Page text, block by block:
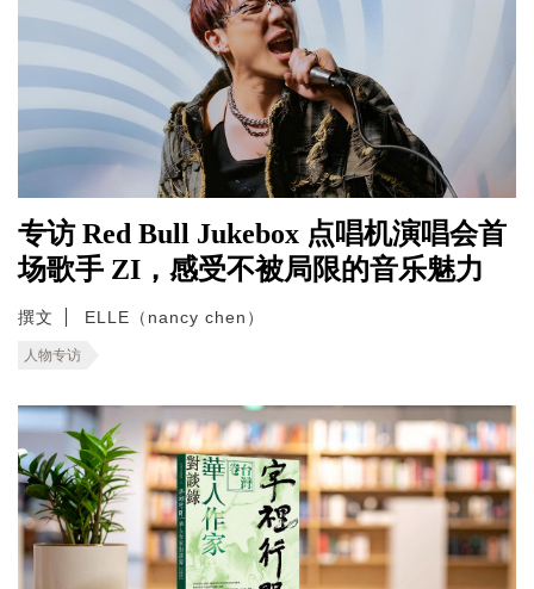
专访 Red Bull Jukebox 点唱机演唱会首
场歌手 ZI，感受不被局限的音乐魅力
撰文 ELLE（nancy chen）
人物专访